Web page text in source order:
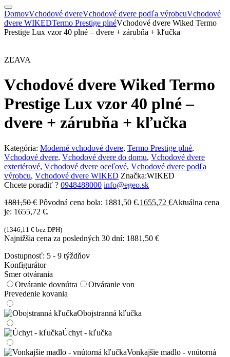
DomovVchodové dvereVchodové dvere podľa výrobcuVchodové
dvere WIKEDTermo Prestige plnéVchodové dvere Wiked Termo
Prestige Lux vzor 40 plné – dvere + zárubňa + kľučka
ZĽAVA
Vchodové dvere Wiked Termo
Prestige Lux vzor 40 plné –
dvere + zárubňa + kľučka
Kategória: Moderné vchodové dvere, Termo Prestige plné,
Vchodové dvere, Vchodové dvere do domu, Vchodové dvere
exteriérové, Vchodové dvere oceľové, Vchodové dvere podľa
výrobcu, Vchodové dvere WIKED Značka:WIKED
Chcete poradiť ? 0948488000 info@egeo.sk
1881,50€ Pôvodná cena bola: 1881,50 €.1655,72 €Aktuálna cena
je: 1655,72 €.
(1346,11 € bez DPH)
Najnižšia cena za posledných 30 dní: 1881,50 €
Dostupnosť: 5 - 9 týždňov
Konfigurátor
Smer otvárania
Otváranie dovnútra
Otváranie von
Prevedenie kovania
Obojstranná kľučka
Úchyt - kľučka
Vonkajšie madlo - vnútorná